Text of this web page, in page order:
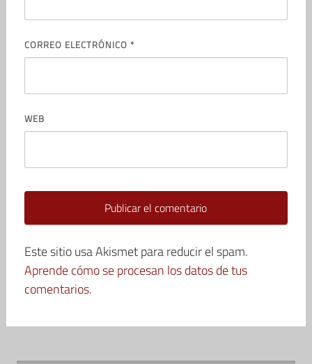
CORREO ELECTRÓNICO *
WEB
Este sitio usa Akismet para reducir el spam.
Aprende cómo se procesan los datos de tus
comentarios.